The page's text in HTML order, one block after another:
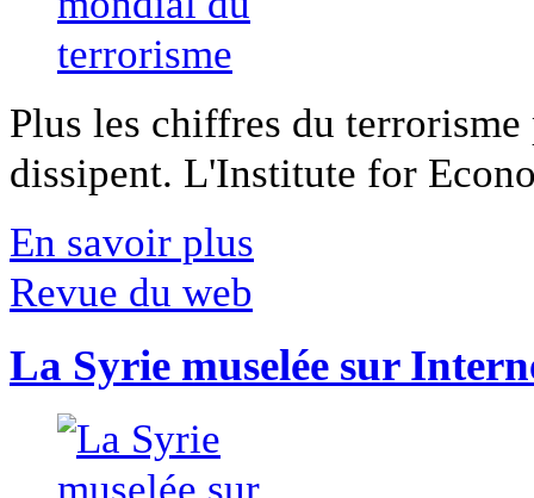
Plus les chiffres du
dissipent. L'Institute for
En savoir plus
Revue du web
La Syrie muselée sur